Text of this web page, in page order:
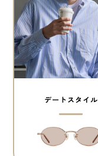
デートスタイル